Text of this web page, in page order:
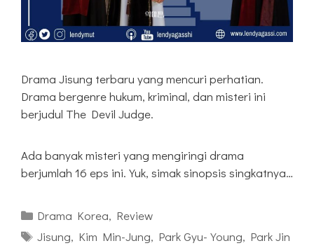
Drama Jisung terbaru yang mencuri perhatian.
Drama bergenre hukum, kriminal, dan misteri ini
berjudul The Devil Judge.
Ada banyak misteri yang mengiringi drama
berjumlah 16 eps ini. Yuk, simak sinopsis singkatnya…
Kategori
Drama Korea, Review
Tag
Jisung, Kim Min-Jung, Park Gyu-Young, Park Jin